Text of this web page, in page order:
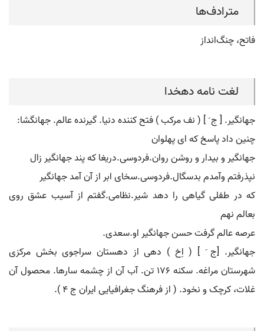
مترادف‌ها
فاتح، چنگ‌انداز
لغت نامه دهخدا
جهانگیر. [ ج َ ] ( نف مرکب ) فتح کننده دنیا. گیرنده عالم. جهانگشا:
چنین داد پاسخ که ای پهلوان
جهانگیر و بیدار و روشن روان.فردوسی.دریغا که پند جهانگیر زال
نپذرفتم وآمدم بدسگال.فردوسی.سخای ابر از آن آمد جهانگیر
که در طفلی گیاهی را دهد شیر.نظامی.گفتم از آسیب عشق روی
بعالم نهم
عرصه عالم گرفت حسن جهانگیر او.سعدی.
جهانگیر. [ج َ ] ( اِخ ) دهی از دهستان سراجوی بخش مرکزی
شهرستان مراغه. سکنه 176 تن. آب آن از چشمه سارها. محصول آن
غلات، کرچک و نخود. ( از فرهنگ جغرافیایی ایران ج 4 ).